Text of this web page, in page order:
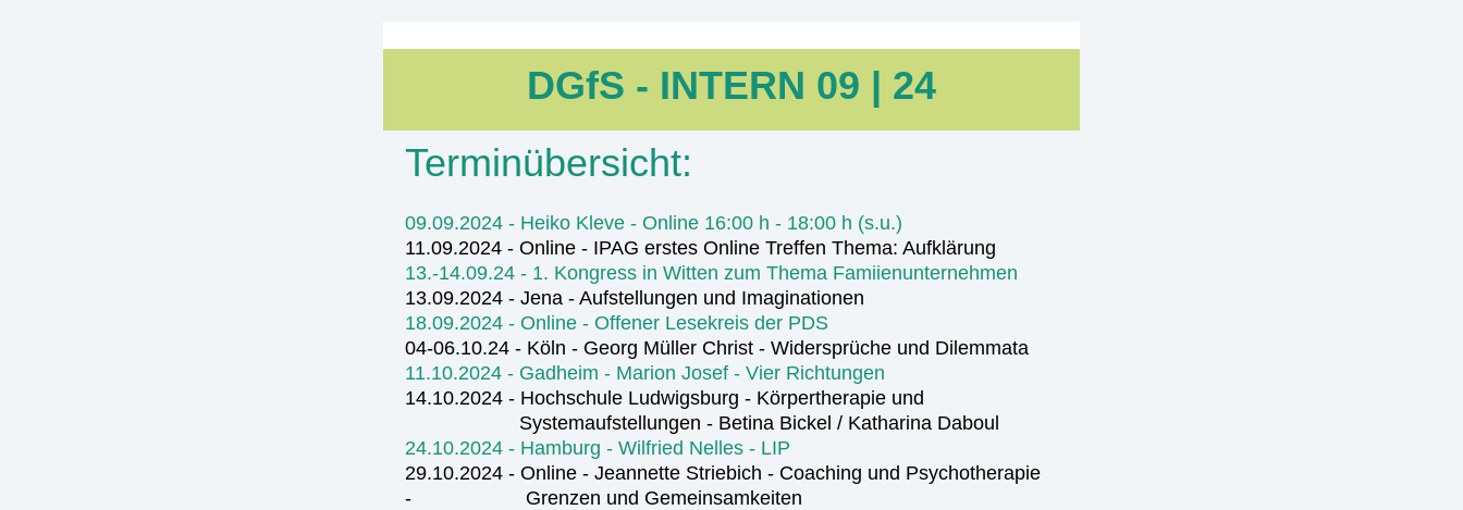
DGfS - INTERN 09 | 24
Terminübersicht:
09.09.2024 - Heiko Kleve - Online 16:00 h - 18:00 h (s.u.)
11.09.2024 - Online - IPAG erstes Online Treffen Thema: Aufklärung
13.-14.09.24 - 1. Kongress in Witten zum Thema Famiienunternehmen
13.09.2024 - Jena - Aufstellungen und Imaginationen
18.09.2024 - Online - Offener Lesekreis der PDS
04-06.10.24 - Köln - Georg Müller Christ - Widersprüche und Dilemmata
11.10.2024 - Gadheim - Marion Josef - Vier Richtungen
14.10.2024 - Hochschule Ludwigsburg - Körpertherapie und
Systemaufstellungen - Betina Bickel / Katharina Daboul
24.10.2024 - Hamburg - Wilfried Nelles - LIP
29.10.2024 - Online - Jeannette Striebich - Coaching und Psychotherapie
- Grenzen und Gemeinsamkeiten